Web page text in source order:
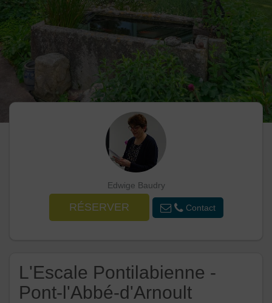
Edwige Baudry
RÉSERVER Contact
L'Escale Pontilabienne -
Pont-l'Abbé-d'Arnoult